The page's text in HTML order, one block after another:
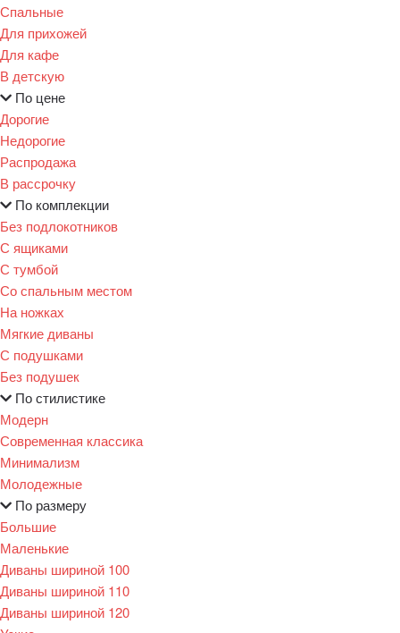
Спальные
Для прихожей
Для кафе
В детскую
По цене
Дорогие
Недорогие
Распродажа
В рассрочку
По комплекции
Без подлокотников
С ящиками
С тумбой
Со спальным местом
На ножках
Мягкие диваны
С подушками
Без подушек
По стилистике
Модерн
Современная классика
Минимализм
Молодежные
По размеру
Большие
Маленькие
Диваны шириной 100
Диваны шириной 110
Диваны шириной 120